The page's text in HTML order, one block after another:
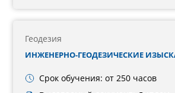
Геодезия
ИНЖЕНЕРНО-ГЕОДЕЗИЧЕСКИЕ
Срок обучения: от 250 часов